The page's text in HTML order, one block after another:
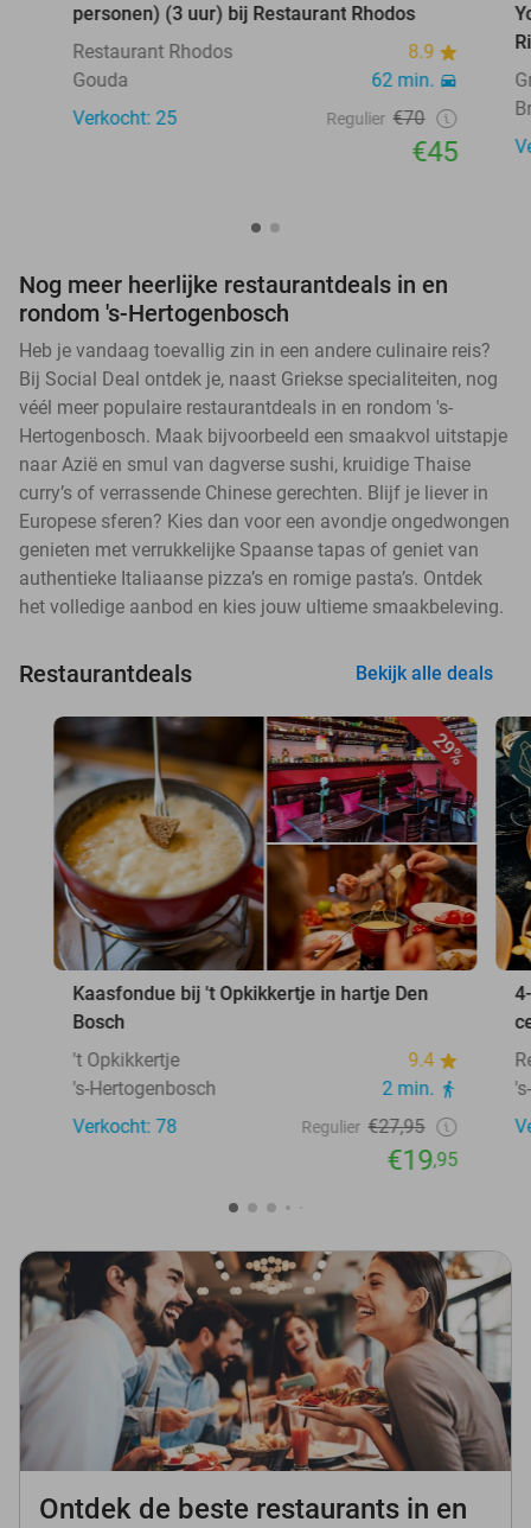
personen) (3 uur) bij Restaurant Rhodos
Restaurant Rhodos
8.9
Gouda
62 min.
Verkocht: 25
Regulier €70
€45
Nog meer heerlijke restaurantdeals in en
rondom 's-Hertogenbosch
Heb je vandaag toevallig zin in een andere culinaire reis?
Bij Social Deal ontdek je, naast Griekse specialiteiten, nog
véél meer populaire restaurantdeals in en rondom 's-
Hertogenbosch. Maak bijvoorbeeld een smaakvol uitstapje
naar Azië en smul van dagverse sushi, kruidige Thaise
curry’s of verrassende Chinese gerechten. Blijf je liever in
Europese sferen? Kies dan voor een avondje ongedwongen
genieten met verrukkelijke Spaanse tapas of geniet van
authentieke Italiaanse pizza’s en romige pasta’s. Ontdek
het volledige aanbod en kies jouw ultieme smaakbeleving.
Restaurantdeals Bekijk alle deals
29%
Kaasfondue bij 't Opkikkertje in hartje Den
Bosch
't Opkikkertje
9.4
's-Hertogenbosch
2 min.
Verkocht: 78
Regulier €27,95
€19,95
Ontdek de beste restaurants in en